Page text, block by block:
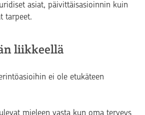
asiat, päivittäisasioinnin kuin
tarpeet.
liikkeellä
ei ole etukäteen
mieleen vasta kun oma terveys